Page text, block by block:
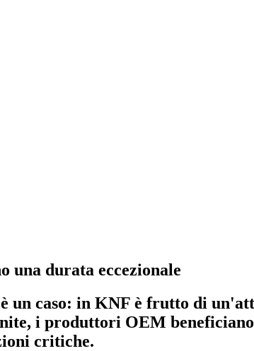
una durata eccezionale
un caso: in KNF è frutto di
i produttori OEM
critiche.